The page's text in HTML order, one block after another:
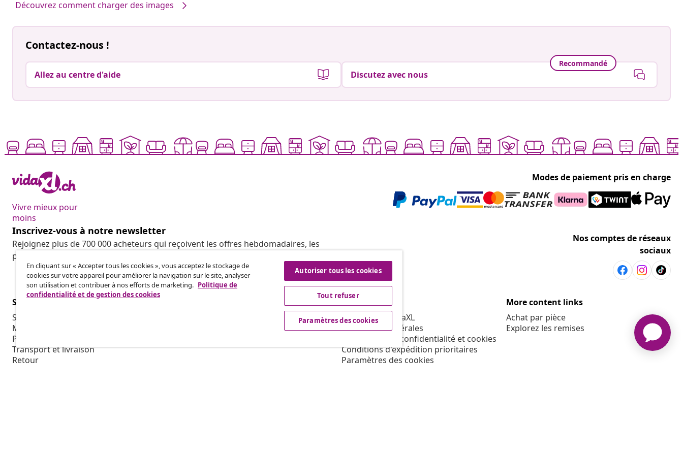
Découvrez comment charger des images
Contactez-nous !
Allez au centre d'aide
Recommandé
Discutez avec nous
Vivre mieux pour
moins
Modes de paiement pris en charge
Inscrivez-vous à notre newsletter
Rejoignez plus de 700 000 acheteurs qui reçoivent les offres hebdomadaires, les
promotions saisonnières et les nouveautés de vidaXL.
Nos comptes de réseaux
sociaux
Service Clients
Suivez votre commande
Mon compte
Paiement
Transport et livraison
Retour
vidaXL
À propos de vidaXL
Conditions générales
Déclaration de confidentialité et cookies
Conditions d'expédition prioritaires
Paramètres des cookies
More content links
Achat par pièce
Explorez les remises
En cliquant sur « Accepter tous les cookies », vous acceptez le stockage de
cookies sur votre appareil pour améliorer la navigation sur le site, analyser
son utilisation et contribuer à nos efforts de marketing. Politique de
confidentialité et de gestion des cookies
Autoriser tous les cookies
Tout refuser
Paramètres des cookies